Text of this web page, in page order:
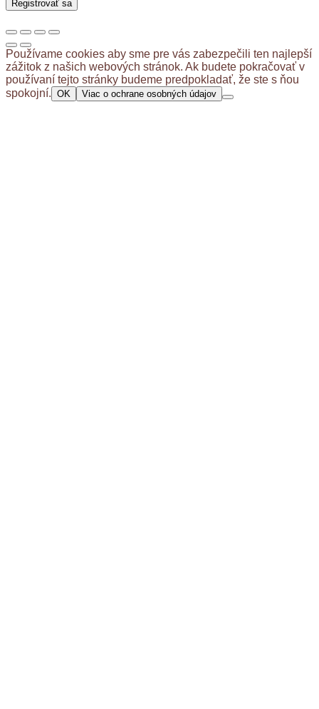
Registrovať sa
Používame cookies aby sme pre vás zabezpečili ten najlepší
zážitok z našich webových stránok. Ak budete pokračovať v
používaní tejto stránky budeme predpokladať, že ste s ňou
spokojní. OK Viac o ochrane osobných údajov